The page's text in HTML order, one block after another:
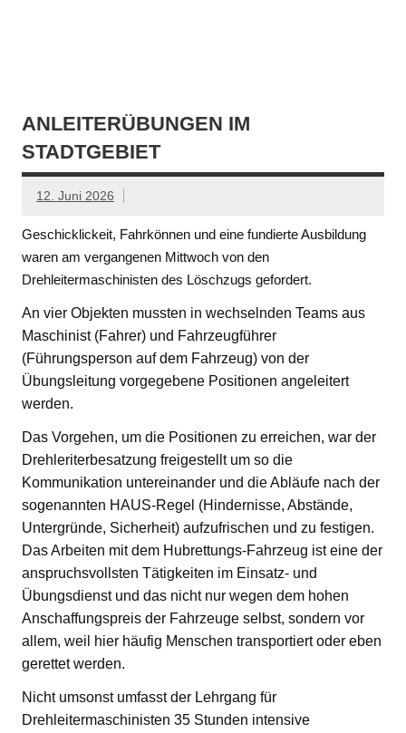
ANLEITERÜBUNGEN IM
STADTGEBIET
12. Juni 2026
Geschicklickeit, Fahrkönnen und eine fundierte Ausbildung
waren am vergangenen Mittwoch von den
Drehleitermaschinisten des Löschzugs gefordert.
An vier Objekten mussten in wechselnden Teams aus
Maschinist (Fahrer) und Fahrzeugführer
(Führungsperson auf dem Fahrzeug) von der
Übungsleitung vorgegebene Positionen angeleitert
werden.
Das Vorgehen, um die Positionen zu erreichen, war der
Drehleriterbesatzung freigestellt um so die
Kommunikation untereinander und die Abläufe nach der
sogenannten HAUS-Regel (Hindernisse, Abstände,
Untergründe, Sicherheit) aufzufrischen und zu festigen.
Das Arbeiten mit dem Hubrettungs-Fahrzeug ist eine der
anspruchsvollsten Tätigkeiten im Einsatz- und
Übungsdienst und das nicht nur wegen dem hohen
Anschaffungspreis der Fahrzeuge selbst, sondern vor
allem, weil hier häufig Menschen transportiert oder eben
gerettet werden.
Nicht umsonst umfasst der Lehrgang für
Drehleitermaschinisten 35 Stunden intensive